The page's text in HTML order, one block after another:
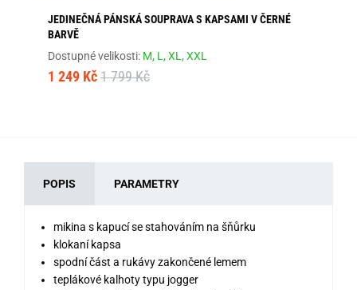
JEDINEČNÁ PÁNSKÁ SOUPRAVA S KAPSAMI V ČERNÉ
BARVĚ
Dostupné velikosti: M, L,XL,XXL
1 249 Kč 1 799 Kč
POPIS PARAMETRY
mikina s kapucí se stahováním na šňůrku
klokaní kapsa
spodní část a rukávy zakončené lemem
teplákové kalhoty typu jogger